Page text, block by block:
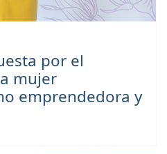
por el
mujer
emprendedora y